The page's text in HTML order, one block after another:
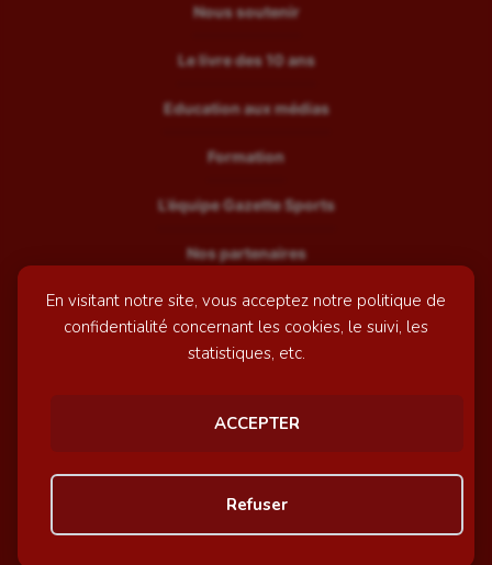
En visitant notre site, vous acceptez notre politique de
confidentialité concernant les cookies, le suivi, les
statistiques, etc.
ACCEPTER
Refuser
Nous soutenir
Le livre des 10 ans
Education aux médias
Formation
L’équipe Gazette Sports
Nos partenaires
Recrutement
Mentions légales
© GazetteSports - 2026 | Site internet réalisé par
Awelty